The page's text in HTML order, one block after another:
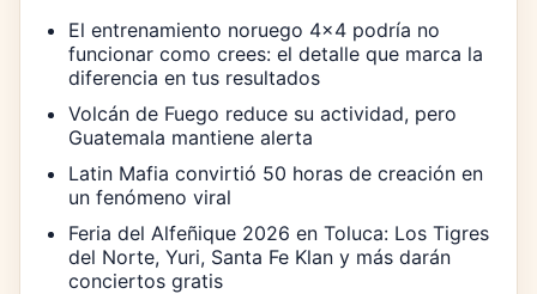
El entrenamiento noruego 4×4 podría no
funcionar como crees: el detalle que marca la
diferencia en tus resultados
Volcán de Fuego reduce su actividad, pero
Guatemala mantiene alerta
Latin Mafia convirtió 50 horas de creación en
un fenómeno viral
Feria del Alfeñique 2026 en Toluca: Los Tigres
del Norte, Yuri, Santa Fe Klan y más darán
conciertos gratis